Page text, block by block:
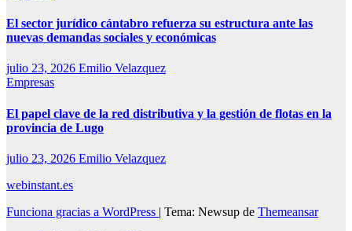
El sector jurídico cántabro refuerza su estructura ante las
nuevas demandas sociales y económicas
julio 23, 2026 Emilio Velazquez
Empresas
El papel clave de la red distributiva y la gestión de flotas en la
provincia de Lugo
julio 23, 2026 Emilio Velazquez
webinstant.es
Funciona gracias a WordPress | Tema: Newsup de Themeansar